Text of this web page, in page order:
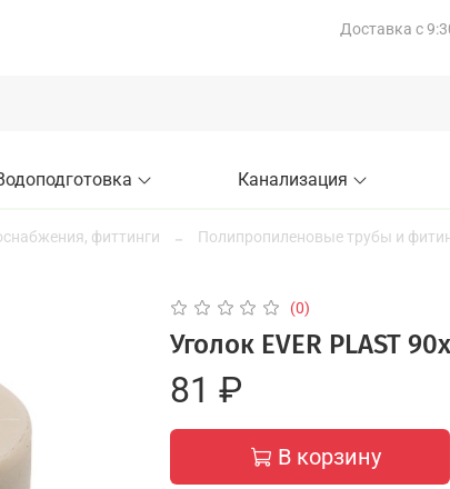
Доставка с
Канализация
фиттинги Полипропиленовые трубы и
(0)
Уголок EVER PLAST
81 ₽
В корзину